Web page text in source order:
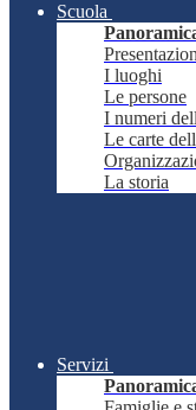
Scuola
I luoghi
Le persone
I numeri
Le carte
La storia
Servizi